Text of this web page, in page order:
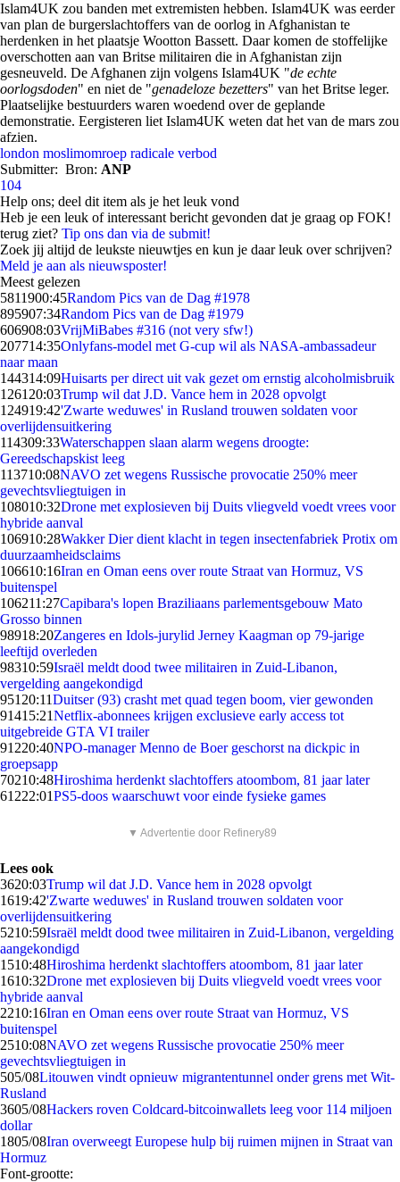
Islam4UK zou banden met extremisten hebben. Islam4UK was eerder
van plan de burgerslachtoffers van de oorlog in Afghanistan te
herdenken in het plaatsje Wootton Bassett. Daar komen de stoffelijke
overschotten aan van Britse militairen die in Afghanistan zijn
gesneuveld. De Afghanen zijn volgens Islam4UK "de echte
oorlogsdoden" en niet de "genadeloze bezetters" van het Britse leger.
Plaatselijke bestuurders waren woedend over de geplande
demonstratie. Eergisteren liet Islam4UK weten dat het van de mars zou
afzien.
london moslimomroep radicale verbod
Submitter: Bron: ANP
104
Help ons; deel dit item als je het leuk vond
Heb je een leuk of interessant bericht gevonden dat je graag op FOK!
terug ziet? Tip ons dan via de submit!
Zoek jij altijd de leukste nieuwtjes en kun je daar leuk over schrijven?
Meld je aan als nieuwsposter!
Meest gelezen
5811900:45Random Pics van de Dag #1978
895907:34Random Pics van de Dag #1979
606908:03VrijMiBabes #316 (not very sfw!)
207714:35Onlyfans-model met G-cup wil als NASA-ambassadeur
naar maan
144314:09Huisarts per direct uit vak gezet om ernstig alcoholmisbruik
1261 20:03Trump wil dat J.D. Vance hem in 2028 opvolgt
124919:42'Zwarte weduwes' in Rusland trouwen soldaten voor
overlijdensuitkering
114309:33Waterschappen slaan alarm wegens droogte:
Gereedschapskist leeg
113710:08NAVO zet wegens Russische provocatie 250% meer
gevechtsvliegtuigen in
108010:32Drone met explosieven bij Duits vliegveld voedt vrees voor
hybride aanval
106910:28Wakker Dier dient klacht in tegen insectenfabriek Protix om
duurzaamheidsclaims
106610:16Iran en Oman eens over route Straat van Hormuz, VS
buitenspel
106211:27Capibara's lopen Braziliaans parlementsgebouw Mato
Grosso binnen
98918:20Zangeres en Idols-jurylid Jerney Kaagman op 79-jarige
leeftijd overleden
98310:59Israël meldt dood twee militairen in Zuid-Libanon,
vergelding aangekondigd
951 20:11Duitser (93) crasht met quad tegen boom, vier gewonden
91415:21Netflix-abonnees krijgen exclusieve early access tot
uitgebreide GTA VI trailer
91220:40NPO-manager Menno de Boer geschorst na dickpic in
groepsapp
70210:48Hiroshima herdenkt slachtoffers atoombom, 81 jaar later
61222:01PS5-doos waarschuwt voor einde fysieke games
▼ Advertentie door Refinery89
Lees ook
3620:03Trump wil dat J.D. Vance hem in 2028 opvolgt
1619:42'Zwarte weduwes' in Rusland trouwen soldaten voor
overlijdensuitkering
5210:59Israël meldt dood twee militairen in Zuid-Libanon, vergelding
aangekondigd
1510:48Hiroshima herdenkt slachtoffers atoombom, 81 jaar later
1610:32Drone met explosieven bij Duits vliegveld voedt vrees voor
hybride aanval
2210:16Iran en Oman eens over route Straat van Hormuz, VS
buitenspel
2510:08NAVO zet wegens Russische provocatie 250% meer
gevechtsvliegtuigen in
505/08Litouwen vindt opnieuw migrantentunnel onder grens met Wit-
Rusland
3605/08Hackers roven Coldcard-bitcoinwallets leeg voor 114 miljoen
dollar
1805/08Iran overweegt Europese hulp bij ruimen mijnen in Straat van
Hormuz
Font-grootte: